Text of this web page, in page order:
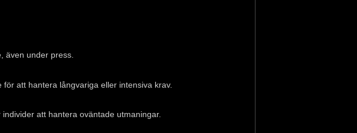
även under press.
att hantera långvariga eller intensiva krav.
att hantera oväntade utmaningar.